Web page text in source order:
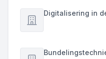
Digitalisering in